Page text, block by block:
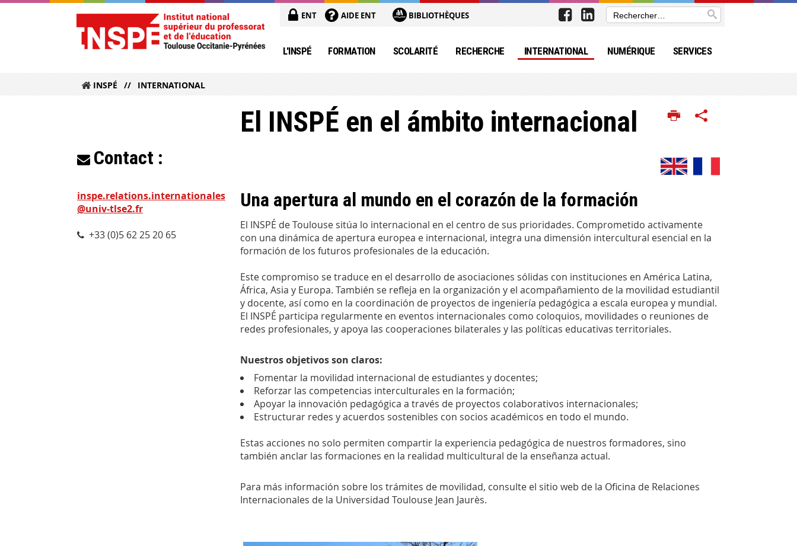
ENT AIDE ENT BIBLIOTHÈQUES
L'INSPÉ FORMATION SCOLARITÉ RECHERCHE INTERNATIONAL NUMÉRIQUE SERVICES
INSPÉ INTERNATIONAL
El INSPÉ en el ámbito internacional
Una apertura al mundo en el corazón de la formación
El INSPÉ de Toulouse sitúa lo internacional en el centro de sus prioridades. Comprometido activamente
con una dinámica de apertura europea e internacional, integra una dimensión intercultural esencial en la
formación de los futuros profesionales de la educación.
Este compromiso se traduce en el desarrollo de asociaciones sólidas con instituciones en América Latina,
África, Asia y Europa. También se refleja en la organización y el acompañamiento de la movilidad estudiantil
y docente, así como en la coordinación de proyectos de ingeniería pedagógica a escala europea y mundial.
El INSPÉ participa regularmente en eventos internacionales como coloquios, movilidades o reuniones de
redes profesionales, y apoya las cooperaciones bilaterales y las políticas educativas territoriales.
Nuestros objetivos son claros:
Fomentar la movilidad internacional de estudiantes y docentes;
Reforzar las competencias interculturales en la formación;
Apoyar la innovación pedagógica a través de proyectos colaborativos internacionales;
Estructurar redes y acuerdos sostenibles con socios académicos en todo el mundo.
Estas acciones no solo permiten compartir la experiencia pedagógica de nuestros formadores, sino
también anclar las formaciones en la realidad multicultural de la enseñanza actual.
Para más información sobre los trámites de movilidad, consulte el sitio web de la Oficina de Relaciones
Internacionales de la Universidad Toulouse Jean Jaurès.
Contact :
inspe.relations.internationales
@univ-tlse2.fr
+33 (0)5 62 25 20 65